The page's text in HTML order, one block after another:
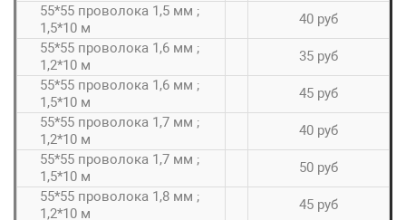
55*55 проволока 1,5 мм ;
1,5*10 м
40 руб
55*55 проволока 1,6 мм ;
1,2*10 м
35 руб
55*55 проволока 1,6 мм ;
1,5*10 м
45 руб
55*55 проволока 1,7 мм ;
1,2*10 м
40 руб
55*55 проволока 1,7 мм ;
1,5*10 м
50 руб
55*55 проволока 1,8 мм ;
1,2*10 м
45 руб